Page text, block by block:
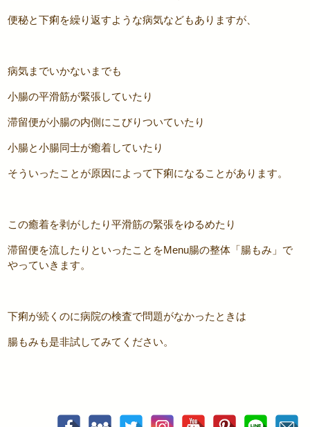
便秘と下痢を繰り返すような病気などもありますが、
病気までいかないまでも
小腸の平滑筋が緊張していたり
滞留便が小腸の内側にこびりついていたり
小腸と小腸同士が癒着していたり
そういったことが原因によって下痢になることがあります。
この癒着を剥がしたり平滑筋の緊張をゆるめたり
滞留便を流したりといったことをMenu腸の整体「腸もみ」で
やっていきます。
下痢が続くのに病院の検査で問題がなかったときは
腸もみも是非試してみてください。